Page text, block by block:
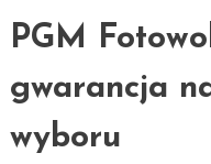
PGM
gwarancja
wyboru